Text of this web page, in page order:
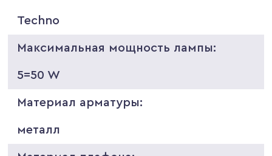
Techno
Максимальная мощность лампы:
5=50 W
Материал арматуры:
металл